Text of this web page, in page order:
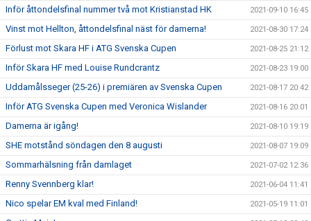
Inför åttondelsfinal nummer två mot Kristianstad HK 2021-09-10 16:45
Vinst mot Hellton, åttondelsfinal näst för damerna! 2021-08-30 17:24
Förlust mot Skara HF i ATG Svenska Cupen 2021-08-25 21:12
Inför Skara HF med Louise Rundcrantz 2021-08-23 19:00
Uddamålsseger (25-26) i premiären av Svenska Cupen 2021-08-17 20:42
Inför ATG Svenska Cupen med Veronica Wislander 2021-08-16 20:01
Damerna är igång! 2021-08-10 19:19
SHE motstånd söndagen den 8 augusti 2021-08-07 19:09
Sommarhälsning från damlaget 2021-07-02 12:36
Renny Svennberg klar! 2021-06-04 11:41
Nico spelar EM kval med Finland! 2021-05-19 11:01